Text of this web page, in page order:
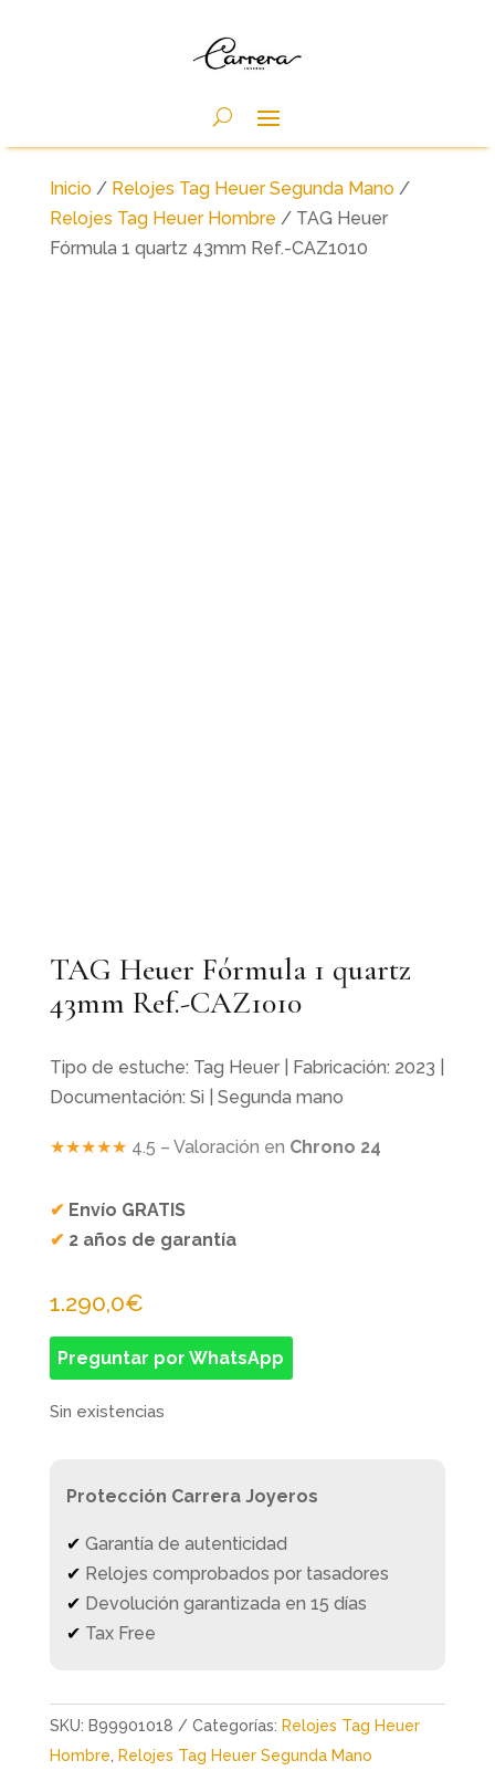
Inicio/ Relojes Tag Heuer Segunda Mano/
Relojes Tag Heuer Hombre / TAG Heuer
Fórmula 1 quartz 43mm Ref.-CAZ1010
TAG Heuer Fórmula 1 quartz
43mm Ref.-CAZ1010
Tipo de estuche: Tag Heuer | Fabricación: 2023 |
Documentación: Si | Segunda mano
★★★★★ 4.5 – Valoración en Chrono 24
✔ Envío GRATIS
✔ 2 años de garantía
1.290,0€
Preguntar por WhatsApp
Sin existencias
Protección Carrera Joyeros
✔ Garantía de autenticidad
✔ Relojes comprobados por tasadores
✔ Devolución garantizada en 15 días
✔ Tax Free
SKU: B99901018 Categorías: Relojes Tag Heuer
Hombre Relojes Tag Heuer Segunda Mano